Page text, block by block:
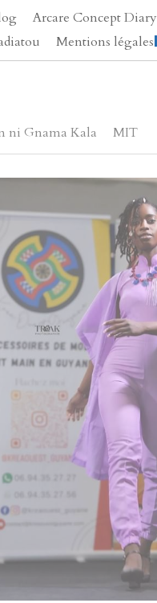
Arcare Concept Diary
Mentions légales
ni Gnama Kala MIT